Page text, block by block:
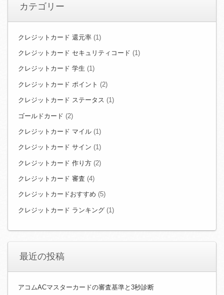
カテゴリー
クレジットカード 還元率 (1)
クレジットカード セキュリティコード (1)
クレジットカード 学生 (1)
クレジットカード ポイント (2)
クレジットカード ステータス (1)
ゴールドカード (2)
クレジットカード マイル (1)
クレジットカード サイン (1)
クレジットカード 作り方 (2)
クレジットカード 審査 (4)
クレジットカードおすすめ (5)
クレジットカード ランキング (1)
最近の投稿
アコムACマスターカードの審査基準と3秒診断